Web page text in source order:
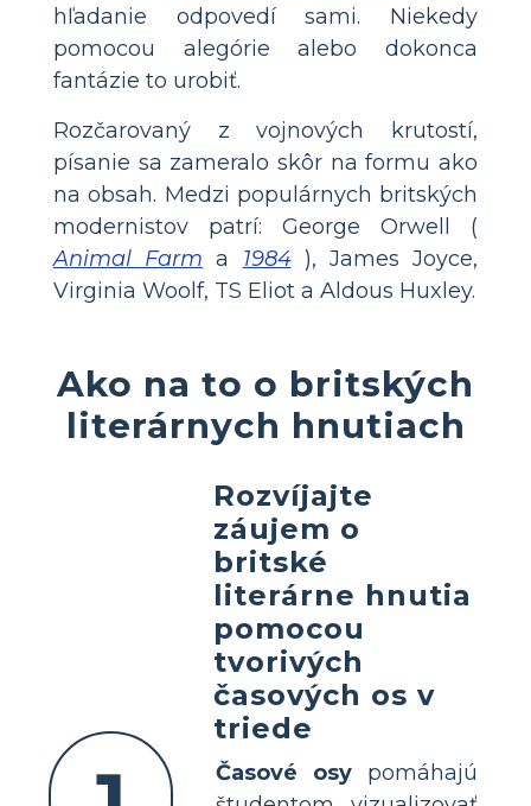
hľadanie odpovedí sami. Niekedy
pomocou alegórie alebo dokonca
fantázie to urobiť.
Rozčarovaný z vojnových krutostí,
písanie sa zameralo skôr na formu ako
na obsah. Medzi populárnych britských
modernistov patrí: George Orwell (
Animal Farm a 1984), James Joyce,
Virginia Woolf, TS Eliot a Aldous Huxley.
Ako na to o britských
literárnych hnutiach
Rozvíjajte
záujem o
britské
literárne hnutia
pomocou
tvorivých
časových os v
triede
Časové osy pomáhajú